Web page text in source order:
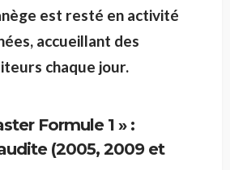
est resté en activité
accueillant des
chaque jour.
Formule 1 » :
(2005, 2009 et